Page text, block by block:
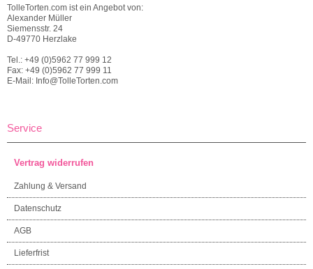
TolleTorten.com ist ein Angebot von:
Alexander Müller
Siemensstr. 24
D-49770 Herzlake
Tel.: +49 (0)5962 77 999 12
Fax: +49 (0)5962 77 999 11
E-Mail: Info@TolleTorten.com
Service
Vertrag widerrufen
Zahlung & Versand
Datenschutz
AGB
Lieferfrist